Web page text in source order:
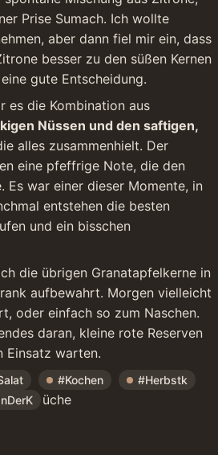
Prise Sumach. Ich wollte
aber dann fiel mir ein, dass
besser zu den süßen Kernen
gute Entscheidung.
Nüssen und den saftigen,
alles zusammenhielt. Der
eine pfeffrige Note, die den
Es war einer dieser Momente, in
entstehen die besten
und ein bisschen
die übrigen Granatapfelkerne in
aufbewahrt. Morgen vielleicht
oder einfach so zum Naschen.
daran, kleine rote Reserven
Einsatz warten.
#Kochen #Herbstk
üche